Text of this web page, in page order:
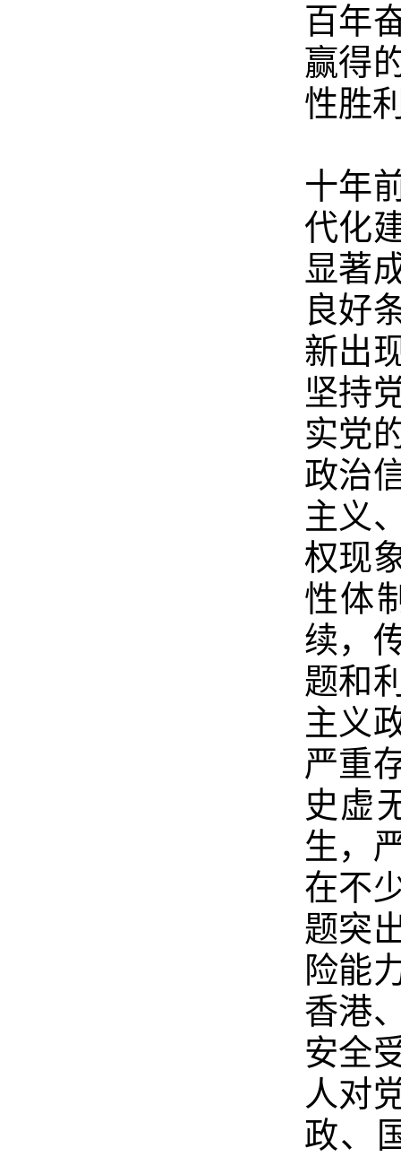
百年
赢得
性胜
十年
代化
显著
良好
新出
坚持
实党
政治
主义
权现
性体
续，
题和
主义
严重
史虚
生，
在不
题突
险能
香港
安全
人对
政、